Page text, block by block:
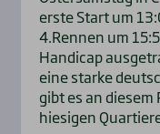
erste Start um
4.Rennen um
Handicap
eine starke
gibt es an
hiesigen